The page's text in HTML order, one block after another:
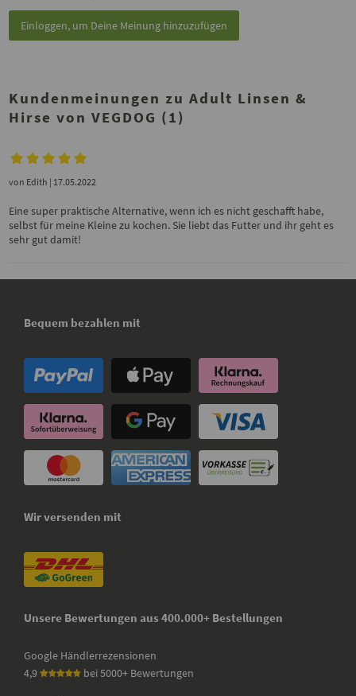
Einloggen, um Deine Meinung hinzuzufügen
Kundenmeinungen zu Adult Linsen &
Hirse von VEGDOG (1)
von Edith | 17.05.2022
Eine super praktische Alternative, wenn ich es nicht geschafft habe,
selbst für meine Kleine zu kochen. Sie liebt das Futter und ihr geht es
sehr gut damit!
Bequem bezahlen mit
Wir versenden mit
Unsere Bewertungen aus 400.000+ Bestellungen
Google Händlerrezensionen
4,9
bei 5000+ Bewertungen